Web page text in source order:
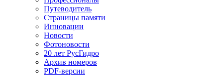
Путеводитель
Страницы памяти
Инновации
Новости
Фотоновости
20 лет РусГидро
Архив номеров
PDF-версии